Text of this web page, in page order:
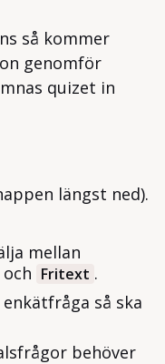
så kommer
genomför
quizet in
längst ned).
mellan
och Fritext .
så ska
behöver